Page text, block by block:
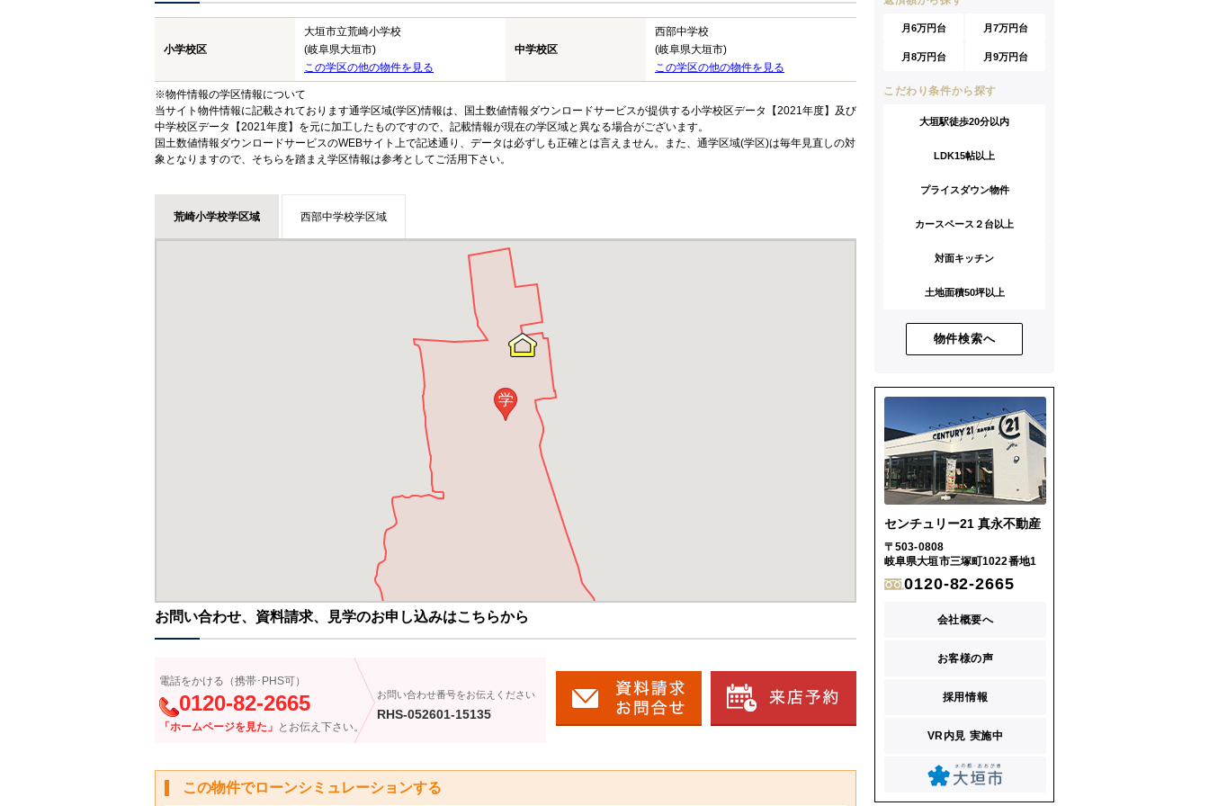
小学校区
大垣市立荒崎小学校
(岐阜県大垣市)
この学区の他の物件を見る
中学校区
西部中学校
(岐阜県大垣市)
この学区の他の物件を見る
※物件情報の学区情報について
当サイト物件情報に記載されております通学区域(学区)情報は、国土数値情報ダウンロードサービスが提供する小学校区データ【2021年度】及び
中学校区データ【2021年度】を元に加工したものですので、記載情報が現在の学区域と異なる場合がございます。
国土数値情報ダウンロードサービスのWEBサイト上で記述通り、データは必ずしも正確とは言えません。また、通学区域(学区)は毎年見直しの対
象となりますので、そちらを踏まえ学区情報は参考としてご活用下さい。
荒崎小学校学区域 西部中学校学区域
学
お問い合わせ、資料請求、見学のお申し込みはこちらから
電話をかける（携帯･PHS可）
0120-82-2665
「ホームページを見た」 とお伝え下さい。
お問い合わせ番号をお伝えください
RHS-052601-15135
この物件でローンシミュレーションする
月6万円台 月7万円台
月8万円台 月9万円台
こだわり条件から探す
大垣駅徒歩20分以内
LDK15帖以上
プライスダウン物件
カースペース２台以上
対面キッチン
土地面積50坪以上
物件検索へ
センチュリー21 真永不動産
〒503-0808
岐阜県大垣市三塚町1022番地1
0120-82-2665
会社概要へ
お客様の声
採用情報
VR内見 実施中